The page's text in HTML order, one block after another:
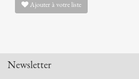
Ajouter à votre liste
Newsletter